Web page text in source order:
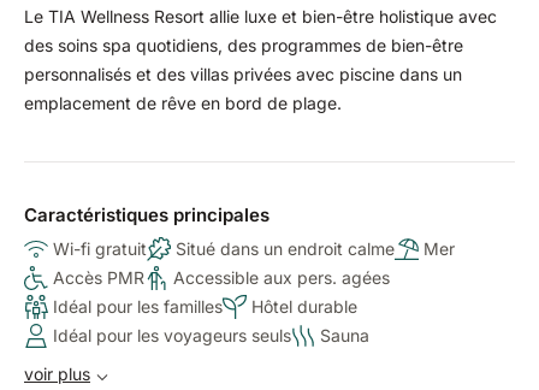
Le TIA Wellness Resort allie luxe et bien-être holistique avec
des soins spa quotidiens, des programmes de bien-être
personnalisés et des villas privées avec piscine dans un
emplacement de rêve en bord de plage.
Caractéristiques principales
Wi-fi gratuit Situé dans un endroit calme
Mer
Accès PMR
Accessible aux pers. agées
Idéal pour les familles
Hôtel durable
Idéal pour les voyageurs seuls
Sauna
voir plus